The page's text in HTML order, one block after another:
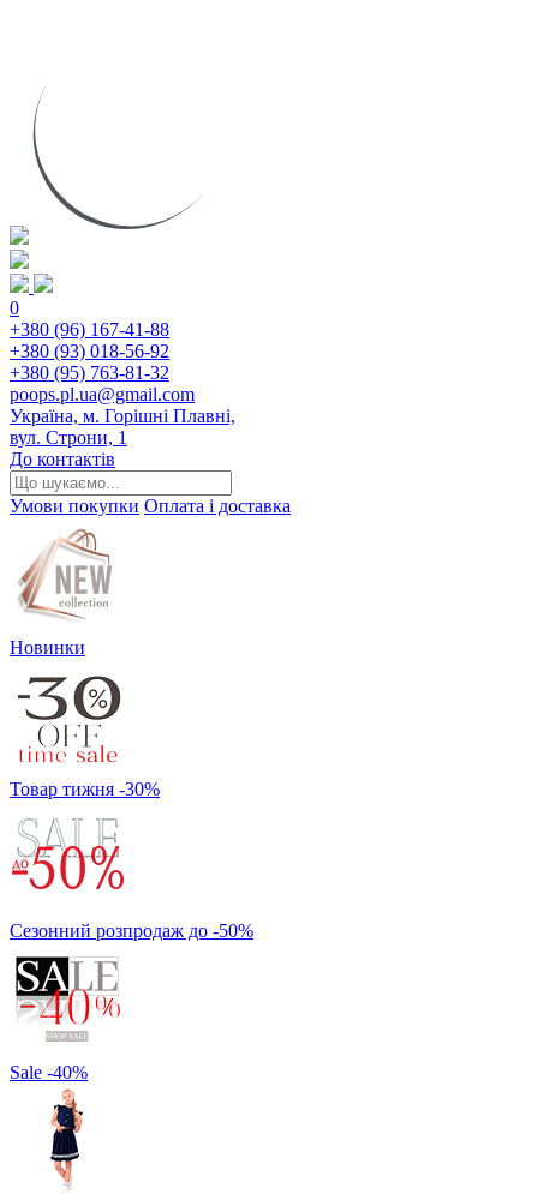
0
+380 (96) 167-41-88
+380 (93) 018-56-92
+380 (95) 763-81-32
poops.pl.ua@gmail.com
Україна, м. Горішні Плавні,
вул. Строни, 1
До контактів
Умови покупки Оплата і доставка
Новинки
Товар тижня -30%
Сезонний розпродаж до -50%
Sale -40%